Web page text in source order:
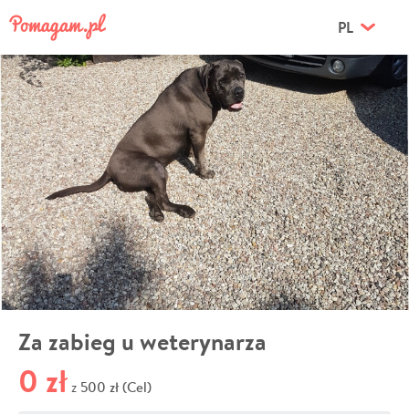
PL
Za zabieg u weterynarza
0 zł z 500 zł (Cel)